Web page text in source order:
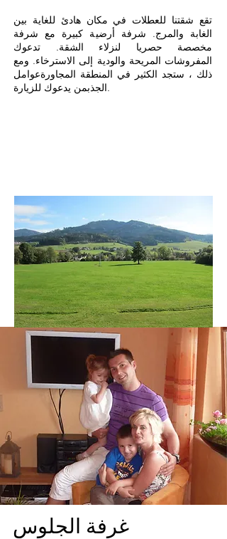
غرفة الجلوس
تقع شقتنا للعطلات في مكان هادئ للغاية بين
الغابة والمرج. شرفة أرضية كبيرة مع شرفة
مخصصة حصريا لنزلاء الشقة. تدعوك
المفروشات المريحة والودية إلى الاسترخاء. ومع
ذلك ، ستجد الكثير في المنطقة المجاورةعوامل
الجذبمن يدعوك للزيارة.